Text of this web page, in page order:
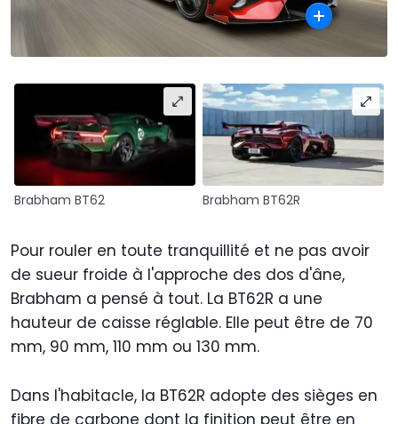
Brabham BT62 Brabham BT62R
Pour rouler en toute tranquillité et ne pas avoir
de sueur froide à l'approche des dos d'âne,
Brabham a pensé à tout. La BT62R a une
hauteur de caisse réglable. Elle peut être de 70
mm, 90 mm, 110 mm ou 130 mm.
Dans l'habitacle, la BT62R adopte des sièges en
fibre de carbone dont la finition peut être en